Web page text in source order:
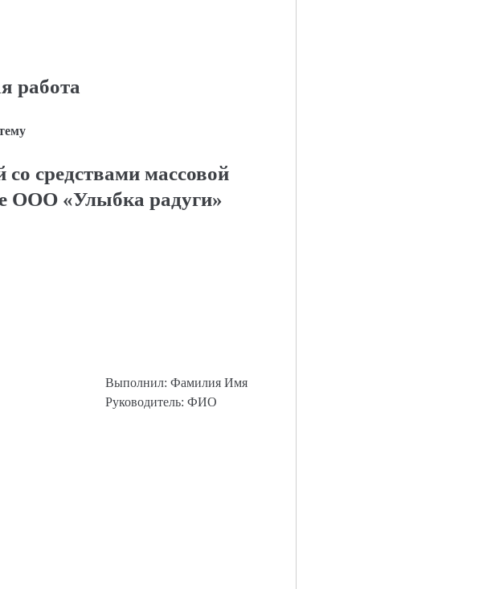
работа
со средствами массовой
ООО «Улыбка радуги»
Выполнил: Фамилия Имя
Руководитель: ФИО